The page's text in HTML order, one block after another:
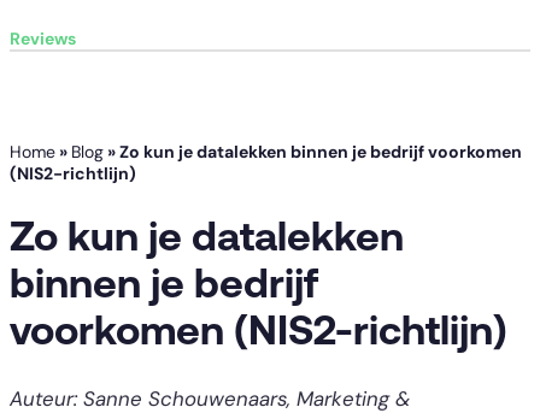
Reviews
Home » Blog »Zo kun je datalekken binnen je bedrijf voorkomen
(NIS2-richtlijn)
Zo kun je datalekken
binnen je bedrijf
voorkomen (NIS2-richtlijn)
Auteur: Sanne Schouwenaars, Marketing &